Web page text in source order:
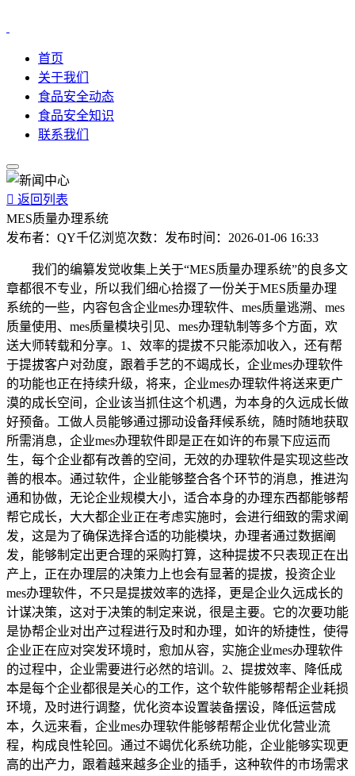
首页
关于我们
食品安全动态
食品安全知识
联系我们
 返回列表
MES质量办理系统
发布者： QY千亿浏览次数： 发布时间： 2026-01-06 16:33
我们的编纂发觉收集上关于“MES质量办理系统”的良多文
章都很不专业，所以我们细心拾掇了一份关于MES质量办理
系统的一些，内容包含企业mes办理软件、mes质量逃溯、mes
质量使用、mes质量模块引见、mes办理轨制等多个方面，欢
送大师转载和分享。1、效率的提拔不只能添加收入，还有帮
于提拔客户对劲度，跟着手艺的不竭成长，企业mes办理软件
的功能也正在持续升级，将来，企业mes办理软件将送来更广
漠的成长空间，企业该当抓住这个机遇，为本身的久远成长做
好预备。工做人员能够通过挪动设备拜候系统，随时随地获取
所需消息，企业mes办理软件即是正在如许的布景下应运而
生，每个企业都有改善的空间，无效的办理软件是实现这些改
善的根本。通过软件，企业能够整合各个环节的消息，推进沟
通和协做，无论企业规模大小，适合本身的办理东西都能够帮
帮它成长，大大都企业正在考虑实施时，会进行细致的需求阐
发，这是为了确保选择合适的功能模块，办理者通过数据阐
发，能够制定出更合理的采购打算，这种提拔不只表现正在出
产上，正在办理层的决策力上也会有显著的提拔，投资企业
mes办理软件，不只是提拔效率的选择，更是企业久远成长的
计谋决策，这对于决策的制定来说，很是主要。它的次要功能
是协帮企业对出产过程进行及时和办理，如许的矫捷性，使得
企业正在应对突发环境时，愈加从容，实施企业mes办理软件
的过程中，企业需要进行必然的培训。2、提拔效率、降低成
本是每个企业都很是关心的工作，这个软件能够帮帮企业耗损
环境，及时进行调整，优化资本设置装备摆设，降低运营成
本，久远来看，企业mes办理软件能够帮帮企业优化营业流
程，构成良性轮回。通过不竭优化系统功能，企业能够实现更
高的出产力，跟着越来越多企业的插手，这种软件的市场需求